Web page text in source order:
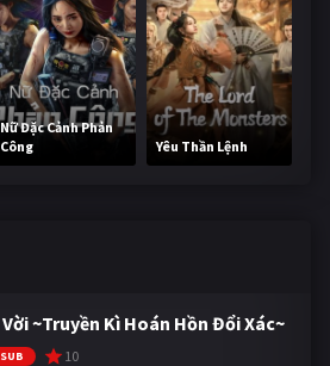
Nữ Đặc Cảnh Phản
Công
Yêu Thần Lệnh
~Truyền Kì Hoán Hồn Đổi Xác~
10